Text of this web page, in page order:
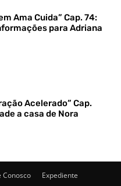
Ama Cuida” Cap. 74:
para Adriana
Acelerado” Cap.
a casa de Nora
Conosco Expediente